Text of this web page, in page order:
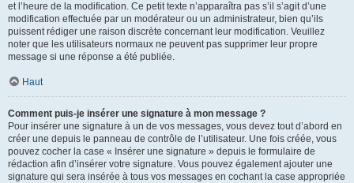
et l’heure de la modification. Ce petit texte n’apparaîtra pas s’il s’agit d’une
modification effectuée par un modérateur ou un administrateur, bien qu’ils
puissent rédiger une raison discrète concernant leur modification. Veuillez
noter que les utilisateurs normaux ne peuvent pas supprimer leur propre
message si une réponse a été publiée.
Haut
Comment puis-je insérer une signature à mon message ?
Pour insérer une signature à un de vos messages, vous devez tout d’abord en
créer une depuis le panneau de contrôle de l’utilisateur. Une fois créée, vous
pouvez cocher la case « Insérer une signature » depuis le formulaire de
rédaction afin d’insérer votre signature. Vous pouvez également ajouter une
signature qui sera insérée à tous vos messages en cochant la case appropriée